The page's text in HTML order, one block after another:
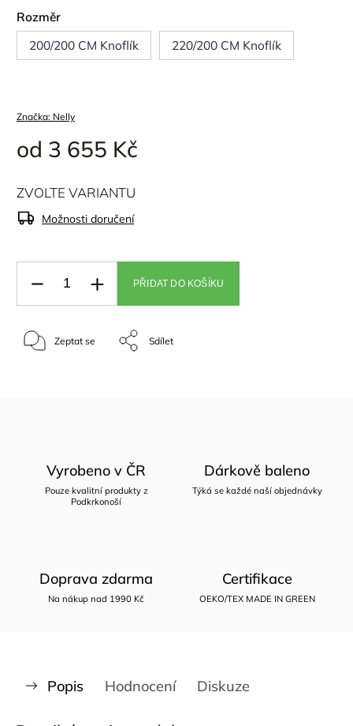
Rozměr
200/200 CM Knoflík
220/200 CM Knoflík
Značka: Nelly
od 3 655 Kč
ZVOLTE VARIANTU
Možnosti doručení
PŘIDAT DO KOŠÍKU
Zeptat se Sdílet
Vyrobeno v ČR
Pouze kvalitní produkty z
Podkrkonoší
Dárkově baleno
Týká se každé naší objednávky
Doprava zdarma
Na nákup nad 1990 Kč
Certifikace
OEKO/TEX MADE IN GREEN
Popis Hodnocení Diskuze